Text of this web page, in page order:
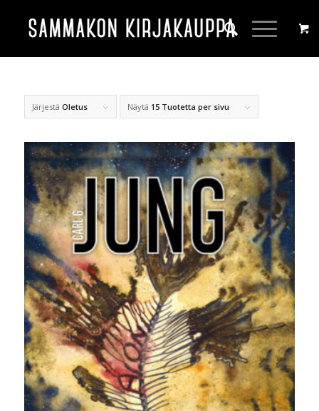
Järjestä Oletus Näytä 15 Tuotetta per sivu